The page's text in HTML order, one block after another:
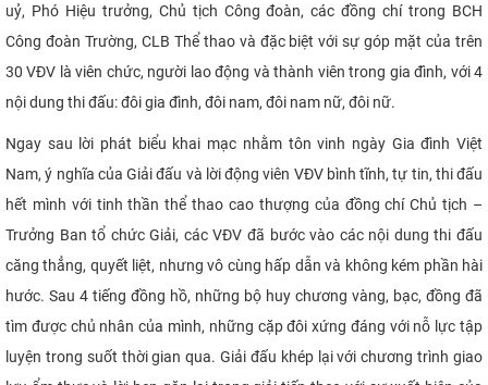
uỷ, Phó Hiệu trưởng, Chủ tịch Công đoàn, các đồng chí trong BCH
Công đoàn Trường, CLB Thể thao và đặc biệt với sự góp mặt của trên
30 VĐV là viên chức, người lao động và thành viên trong gia đình, với 4
nội dung thi đấu: đôi gia đình, đôi nam, đôi nam nữ, đôi nữ.
Ngay sau lời phát biểu khai mạc nhằm tôn vinh ngày Gia đình Việt
Nam, ý nghĩa của Giải đấu và lời động viên VĐV bình tĩnh, tự tin, thi đấu
hết mình với tinh thần thể thao cao thượng của đồng chí Chủ tịch –
Trưởng Ban tổ chức Giải, các VĐV đã bước vào các nội dung thi đấu
căng thẳng, quyết liệt, nhưng vô cùng hấp dẫn và không kém phần hài
hước. Sau 4 tiếng đồng hồ, những bộ huy chương vàng, bạc, đồng đã
tìm được chủ nhân của mình, những cặp đôi xứng đáng với nỗ lực tập
luyện trong suốt thời gian qua. Giải đấu khép lại với chương trình giao